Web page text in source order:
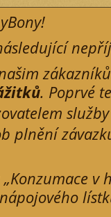
. Poprvé
plnění
Konzumace v